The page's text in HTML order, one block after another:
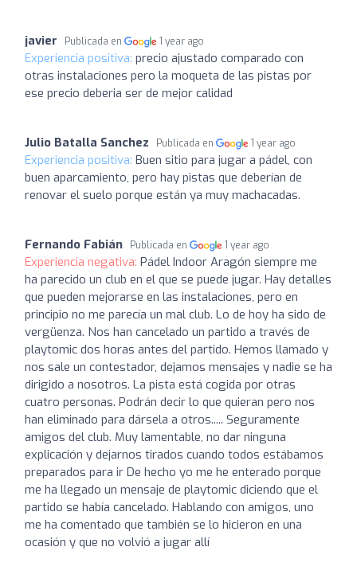
javier Publicada en 1 year ago
Experiencia positiva: precio ajustado comparado con
otras instalaciones pero la moqueta de las pistas por
ese precio deberia ser de mejor calidad
Julio Batalla Sanchez Publicada en 1 year ago
Experiencia positiva: Buen sitio para jugar a pádel, con
buen aparcamiento, pero hay pistas que deberían de
renovar el suelo porque están ya muy machacadas.
Fernando Fabián Publicada en 1 year ago
Experiencia negativa: Pádel Indoor Aragón siempre me
ha parecido un club en el que se puede jugar. Hay detalles
que pueden mejorarse en las instalaciones, pero en
principio no me parecía un mal club. Lo de hoy ha sido de
vergüenza. Nos han cancelado un partido a través de
playtomic dos horas antes del partido. Hemos llamado y
nos sale un contestador, dejamos mensajes y nadie se ha
dirigido a nosotros. La pista está cogida por otras
cuatro personas. Podrán decir lo que quieran pero nos
han eliminado para dársela a otros..... Seguramente
amigos del club. Muy lamentable, no dar ninguna
explicación y dejarnos tirados cuando todos estábamos
preparados para ir De hecho yo me he enterado porque
me ha llegado un mensaje de playtomic diciendo que el
partido se había cancelado. Hablando con amigos, uno
me ha comentado que también se lo hicieron en una
ocasión y que no volvió a jugar allí